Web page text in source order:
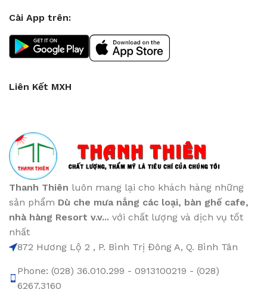
Cài App trên:
Liên Kết MXH
Thanh Thiên luôn mang lại cho khách hàng những
sản phẩm Dù che mưa nắng các loại, bàn ghế cafe,
nhà hàng Resort v.v... với chất lượng và dịch vụ tốt
nhất
872 Hương Lộ 2 , P. Bình Trị Đông A, Q. Bình Tân
Phone: (028) 36.010.299 - 0913100219 - (028)
6267.3160